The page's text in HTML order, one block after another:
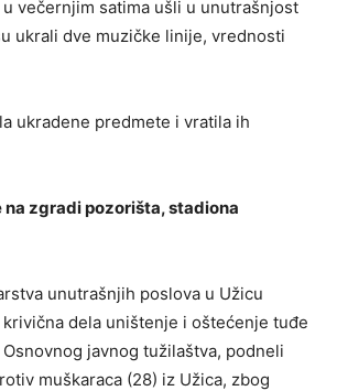
večernjim satima ušli u unutrašnjost
ukrali dve muzičke linije, vrednosti
ukradene predmete i vratila ih
na zgradi pozorišta, stadiona
unutrašnjih poslova u Užicu
dela uništenje i oštećenje tuđe
javnog tužilaštva, podneli
muškaraca (28) iz Užica, zbog